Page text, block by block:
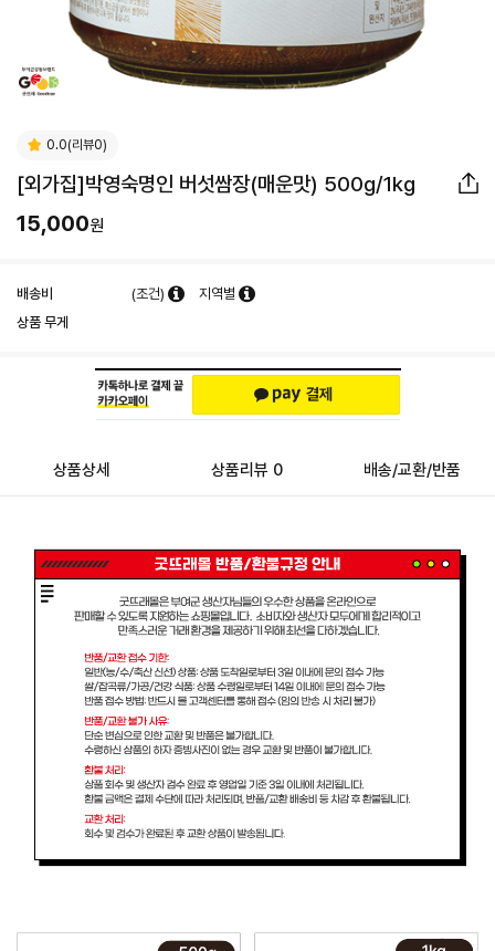
0.0(리뷰0)
[외가집]박영숙명인 버섯쌈장(매운맛) 500g/1kg
15,000원
배송비 (조건)
지역별
상품 무게
상품상세 상품리뷰 0 배송/교환/반품